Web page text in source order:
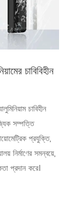
চাবিবিহীন
চাবিহীন
সম্পত্তি
প্রযুক্তি,
নির্মাণের সমন্বয়ে,
প্রদান করে।